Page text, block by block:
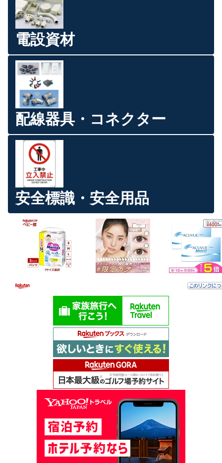
電設資材
配線器具・コネクター
安全標識・安全用品